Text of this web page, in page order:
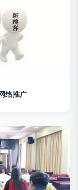
络推广